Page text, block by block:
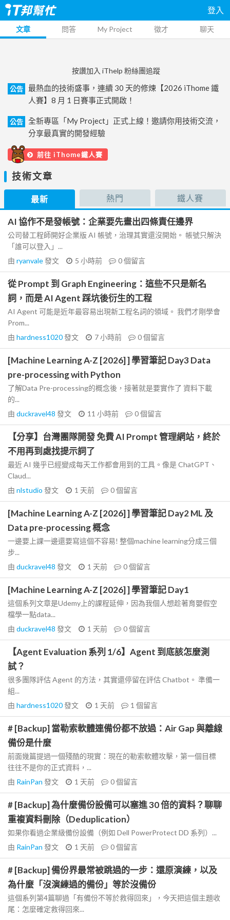
登入
文章 問答 My Project 徵才 聊天
按讚加入 iThelp 粉絲團追蹤
公告
最熱血的技術盛事，連續 30 天的修煉【2026 iThome 鐵
人賽】8 月 1 日賽事正式開啟！
公告
全新專區「My Project」正式上線！邀請你用技術交流，
分享最真實的開發經驗
前往 iThome鐵人賽
技術文章
最新 熱門 鐵人賽
AI 協作不是發帳號：企業要先畫出四條責任邊界
公司替工程師開好企業版 AI 帳號，治理其實還沒開始。 帳號只解決
「誰可以登入」...
由 ryanvale發文 5 小時前 0個留言
從 Prompt 到 Graph Engineering：這些不只是新名
詞，而是 AI Agent 踩坑後衍生的工程
AI Agent 可能是近年最容易出現新工程名詞的領域。 我們才剛學會
Prom...
由 hardness1020發文 7 小時前 0個留言
[Machine Learning A-Z [2026] ] 學習筆記 Day3 Data
pre-processing with Python
了解Data Pre-processing的概念後，接著就是要實作了 資料下載
的...
由 duckravel48 發文 11 小時前 0個留言
【分享】台灣團隊開發 免費 AI Prompt 管理網站，終於
不用再到處找提示詞了
最近 AI 幾乎已經變成每天工作都會用到的工具。像是 ChatGPT、
Claud...
由 nlstudio 發文 1 天前 0個留言
[Machine Learning A-Z [2026] ] 學習筆記 Day2 ML 及
Data pre-processing 概念
一邊要上課一邊還要寫這個不容易! 整個machine learning分成三個
步...
由 duckravel48 發文 1 天前 0個留言
[Machine Learning A-Z [2026] ] 學習筆記 Day1
這個系列文章是Udemy上的課程延伸，因為我個人想趁著育嬰假空
檔學一點data...
由 duckravel48 發文 1 天前 0個留言
【Agent Evaluation 系列 1/6】Agent 到底該怎麼測
試？
很多團隊評估 Agent 的方法，其實還停留在評估 Chatbot。 準備一
組...
由 hardness1020發文 1 天前 1 個留言
# [Backup] 當勒索軟體連備份都不放過：Air Gap 與離線
備份是什麼
前面幾篇提過一個殘酷的現實：現在的勒索軟體攻擊，第一個目標
往往不是你的正式資料，...
由 RainPan 發文 1 天前 0個留言
# [Backup] 為什麼備份設備可以塞進 30 倍的資料？聊聊
重複資料刪除（Deduplication）
如果你看過企業級備份設備（例如 Dell PowerProtect DD 系列）...
由 RainPan 發文 1 天前 0個留言
# [Backup] 備份界最常被跳過的一步：還原演練，以及
為什麼「沒演練過的備份」等於沒備份
這個系列第4篇聊過「有備份不等於救得回來」，今天把這個主題收
尾：怎麼確定救得回來...